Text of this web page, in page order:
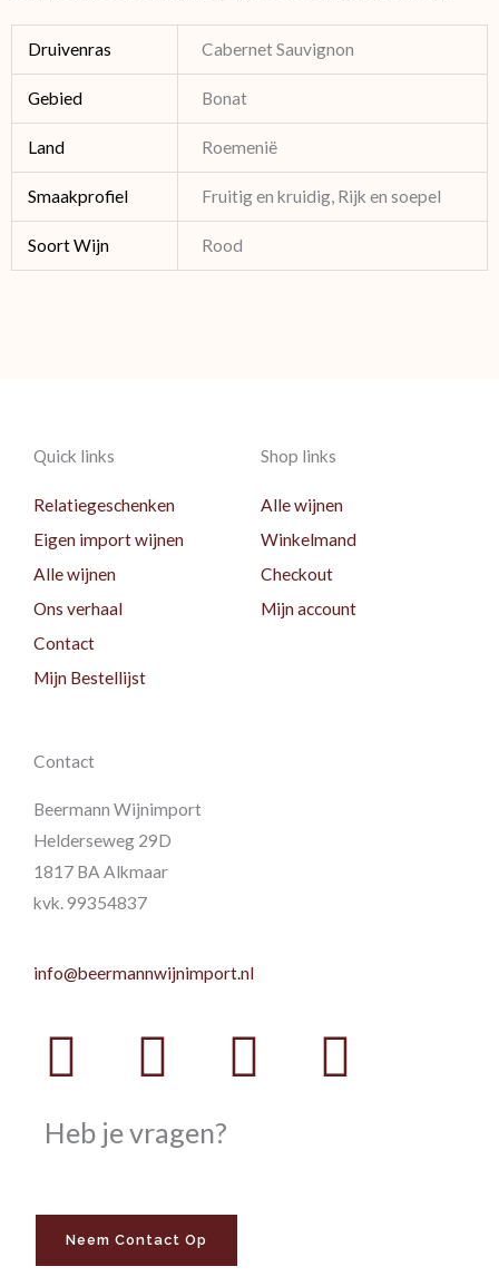
Druivenras Cabernet Sauvignon
Gebied Bonat
Land Roemenië
Smaakprofiel Fruitig en kruidig, Rijk en soepel
Soort Wijn Rood
Quick links
Relatiegeschenken
Eigen import wijnen
Alle wijnen
Ons verhaal
Contact
Mijn Bestellijst
Shop links
Alle wijnen
Winkelmand
Checkout
Mijn account
Contact
Beermann Wijnimport
Helderseweg 29D
1817 BA Alkmaar
kvk. 99354837
info@beermannwijnimport.nl
Facebook
Twitter
Youtube
Heb je vragen?
Neem Contact Op